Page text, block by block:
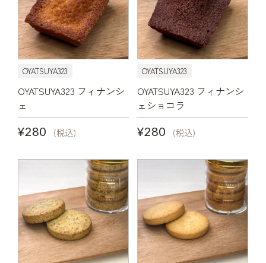
OYATSUYA323
OYATSUYA323 フィナンシ
ェ
¥280
(税込)
OYATSUYA323
OYATSUYA323 フィナンシ
ェショコラ
¥280
(税込)